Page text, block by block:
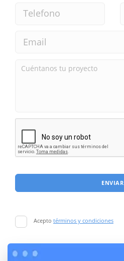
ENVIAR
Acepto términos y condiciones